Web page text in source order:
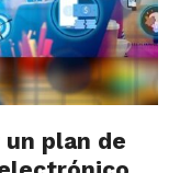
plan de